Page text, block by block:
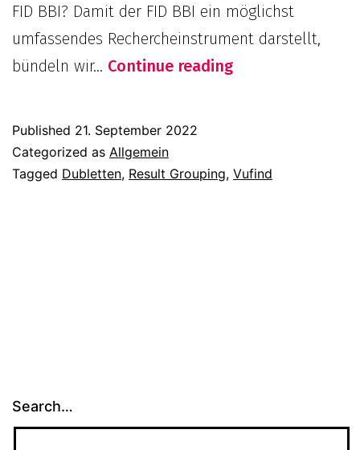
FID BBI? Damit der FID BBI ein möglichst
umfassendes Rechercheinstrument darstellt,
bündeln wir… Continue readingFür
Dubletten:
Published 21. September 2022
Categorized as Allgemein
Tagged Dubletten, Result Grouping, Vufind
Search…